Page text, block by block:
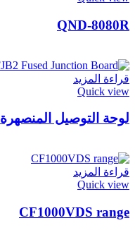
QND-8080R
قراءة المزيد
Quick view
لوحة التوصيل المنصهرة FJB2
قراءة المزيد
Quick view
CF1000VDS range